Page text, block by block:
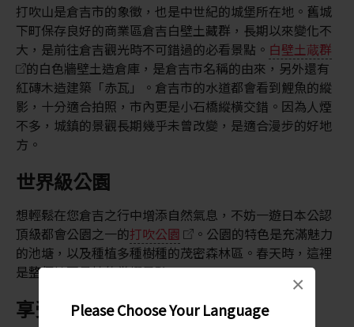
Please Choose Your Language
×
打吹山是倉吉市的象徵，也是中世紀的城堡所在地。舊城
下町保存良好的商業區倉吉白壁土藏群，長期以來變化不
大，是前往倉吉觀光時不可錯過的必看景點。 白壁土蔵群
的白色牆壁土造倉庫，是倉吉市名稱的由來，另外還有
紅磚木造建築「赤瓦」。倉吉市的水道都會看到鯉魚的縱
影，十分適合拍照，市內更是小石橋縱橫交錯。因為人煙
不多，城鎮的景觀長期幾乎未曾改變，是適合漫步的好地
方。
世界級公園
想輕鬆在您倉吉之行中增添自然氣息，不妨一遊日本公認
頂級都會公園之一的打吹公園
。公園的特色是充滿魅力
的池塘，以及種植多種樹種的茂密森林區。春天時，這裡
是整個地區最棒的賞櫻景點。
享受美味水果